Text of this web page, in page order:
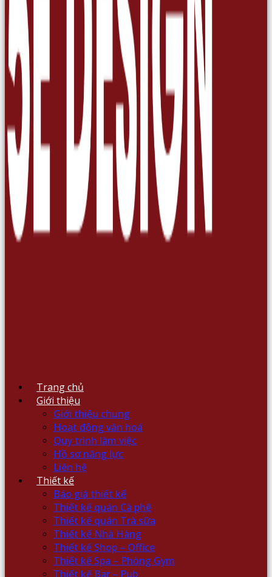
Trang chủ
Giới thiệu
Giới thiệu chung
Hoạt động văn hoá
Quy trình làm việc
Hồ sơ năng lực
Liên hệ
Thiết kế
Báo giá thiết kế
Thiết kế quán Cà phê
Thiết kế quán Trà sữa
Thiết kế Nhà Hàng
Thiết kế Shop – Office
Thiết kế Spa – Phòng Gym
Thiết kế Bar – Pub